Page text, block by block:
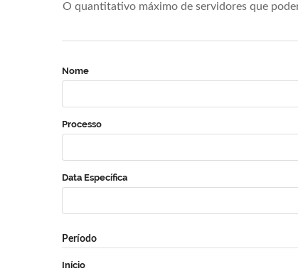
O quantitativo máximo de servidores que
Nome
Processo
Data Específica
Período
Início